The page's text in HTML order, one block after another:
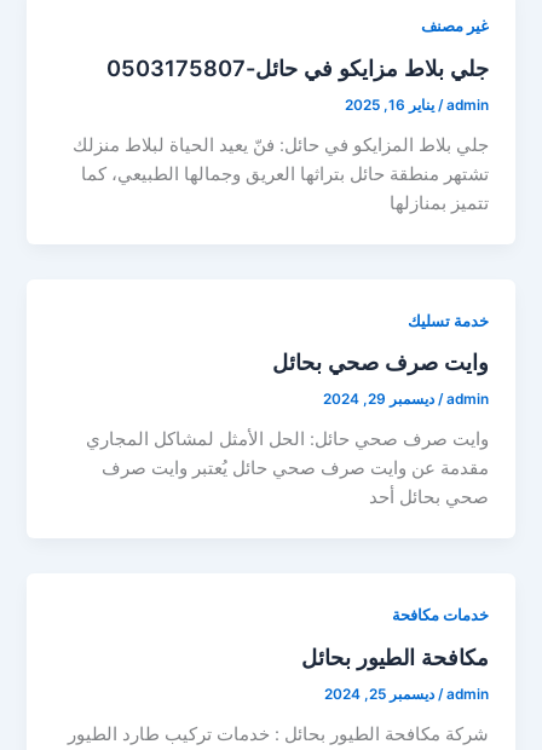
غير مصنف
جلي بلاط مزايكو في حائل-0503175807
admin
/يناير 16, 2025
جلي بلاط المزايكو في حائل: فنّ يعيد الحياة لبلاط منزلك
تشتهر منطقة حائل بتراثها العريق وجمالها الطبيعي، كما
تتميز بمنازلها
خدمة تسليك
وايت صرف صحي بحائل
admin
/ديسمبر 29, 2024
وايت صرف صحي حائل: الحل الأمثل لمشاكل المجاري
مقدمة عن وايت صرف صحي حائل يُعتبر وايت صرف
صحي بحائل أحد
خدمات مكافحة
مكافحة الطيور بحائل
admin
/ديسمبر 25, 2024
شركة مكافحة الطيور بحائل : خدمات تركيب طارد الطيور